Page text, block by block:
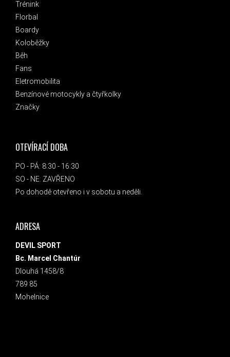
Trénink
Florbal
Boardy
Koloběžky
Běh
Fans
Eletromobilita
Benzínové motocykly a čtyřkolky
Značky
OTEVÍRACÍ DOBA
PO - PÁ: 8:30 - 16:30
SO - NE: ZAVŘENO
Po dohodě otevřeno i v sobotu a neděli.
ADRESA
DEVIL SPORT
Bc. Marcel Chantúr
Dlouhá 1458/8
789 85
Mohelnice